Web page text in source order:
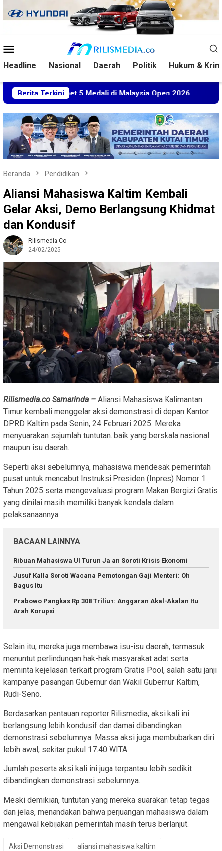
ke
Mobile
Headline Nasional Daerah Politik Hukum &
Berita Terkini
Sabet 5 Medali di Malaysia Open 2026 Kuasa
Beranda Pendidikan
Aliansi Mahasiswa Kaltim Kembali
Gelar Aksi, Demo Berlangsung Khidmat
dan Kondusif
Rilismedia.co
24/02/2025
Rilismedia.co Samarinda – Aliansi Mahasiswa Kalimantan
Timur kembali menggelar aksi demonstrasi di depan Kantor
DPRD Kaltim pada Senin, 24 Februari 2025. Mereka
menyuarakan sejumlah tuntutan, baik yang berskala nasional
maupun isu daerah.
Seperti aksi sebelumnya, mahasiswa mendesak pemerintah
pusat untuk mencabut Instruksi Presiden (Inpres) Nomor 1
Tahun 2025 serta mengevaluasi program Makan Bergizi Gratis
yang dinilai masih memiliki banyak kendala dalam
pelaksanaannya.
BACAAN LAINNYA
Ribuan Mahasiswa UI Turun Jalan Soroti Krisis Ekonomi
Jusuf Kalla Soroti Wacana Pemotongan Gaji Menteri: Oh
Bagus Itu
Prabowo Pangkas Rp 308 Triliun: Anggaran Akal-Akalan Itu
Arah Korupsi
Selain itu, mereka juga membawa isu-isu daerah, termasuk
menuntut perlindungan hak-hak masyarakat adat serta
meminta kejelasan terkait program Gratis Pool, salah satu janji
kampanye pasangan Gubernur dan Wakil Gubernur Kaltim,
Rudi-Seno.
Berdasarkan pantauan reporter Rilismedia, aksi kali ini
berlangsung lebih kondusif dan damai dibandingkan
demonstrasi sebelumnya. Massa aksi juga membubarkan diri
lebih awal, sekitar pukul 17.40 WITA.
Jumlah peserta aksi kali ini juga terpantau lebih sedikit
dibandingkan demonstrasi sebelumnya.
Meski demikian, tuntutan yang mereka suarakan tetap tegas
dan jelas, menandakan bahwa perjuangan mahasiswa dalam
mengawal kebijakan pemerintah masih terus berlanjut.
Aksi Demonstrasi aliansi mahasiswa kaltim